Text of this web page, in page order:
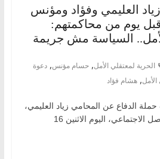
العليمي وفؤاد ومؤنس
يوم من محاكمتهم:
السياسة مش جريمة
الحرية لمعتقلي الأمل, حسام مؤنس, دعوة
, هشام فؤاد
الدفاع عن المحامي زياد العليمي،
للتدوين على شبكات التواصل الاجتماعي، اليوم الاثنين 16